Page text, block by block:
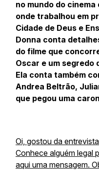
no mundo do
onde trabalhou em
Cidade de Deus e
Donna conta
do filme que
Oscar e um segredo
Ela conta também
Andrea Beltrão,
que pegou uma
Oi, gostou da
Conhece alguém legal
aqui uma mensagem.